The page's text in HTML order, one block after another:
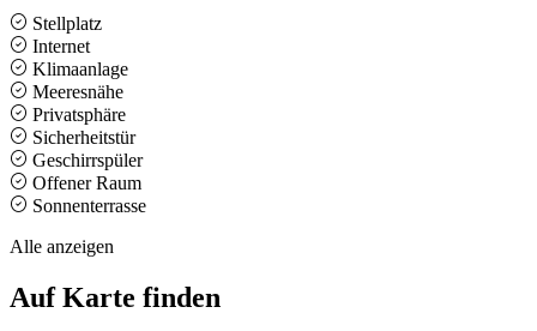
Stellplatz
Internet
Klimaanlage
Meeresnähe
Privatsphäre
Sicherheitstür
Geschirrspüler
Offener Raum
Sonnenterrasse
Alle anzeigen
Auf Karte finden